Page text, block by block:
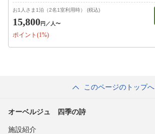
お1人さま1泊（2名1室利用時） (税込)
15,800円 ／人〜
ポイント(1%)
このページのトップへ
オーベルジュ 四季の詩
施設紹介